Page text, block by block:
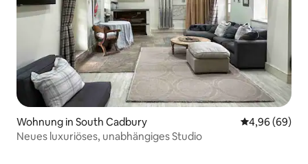
Wohnung in South Cadbury
4,96 (69)
Neues luxuriöses, unabhängiges Studio